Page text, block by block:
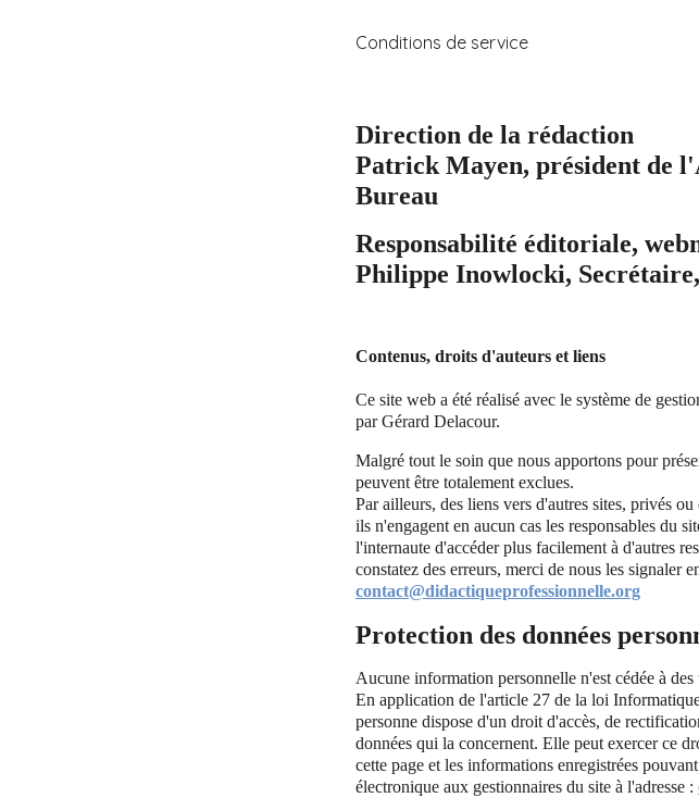
Conditions de service
Direction de la rédaction
Patrick Mayen, président de
Bureau
Responsabilité éditoriale,
Philippe Inowlocki,
Contenus, droits d'auteurs et liens
Ce site web a été réalisé avec le système de
par Gérard Delacour.
Malgré tout le soin que nous apportons pour
peuvent être totalement exclues.
Par ailleurs, des liens vers d'autres sites, privés
ils n'engagent en aucun cas les responsables du
l'internaute d'accéder plus facilement à d'autres
constatez des erreurs, merci de nous les signaler
contact@didactiqueprofessionnelle.org
Protection des données
Aucune information personnelle n'est cédée à des
En application de l'article 27 de la loi
personne dispose d'un droit d'accès, de
données qui la concernent. Elle peut exercer ce
cette page et les informations enregistrées
électronique aux gestionnaires du site à l'adresse :